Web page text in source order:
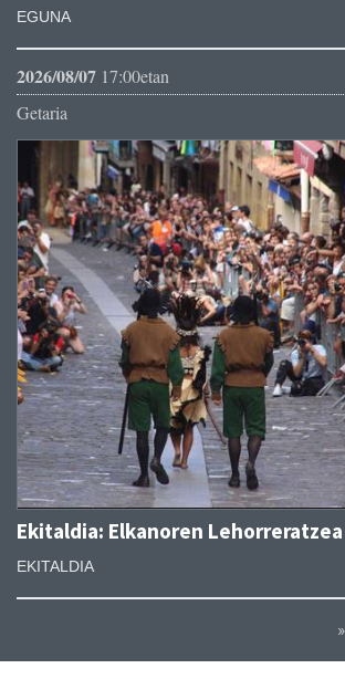
EGUNA
2026/08/07 17:00etan
Getaria
Ekitaldia: Elkanoren Lehorreratzea
EKITALDIA